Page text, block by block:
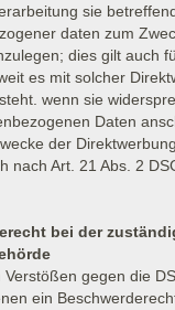
sie
daten zum
dies gilt auch
es mit solcher
wenn sie
Daten
der
nach Art. 21 Abs. 2
bei der
Verstößen gegen die
ein